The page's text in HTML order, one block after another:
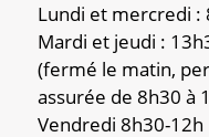
Lundi et mercredi :
Mardi et jeudi :
(fermé le matin,
assurée de 8h30 à
Vendredi 8h30-12h